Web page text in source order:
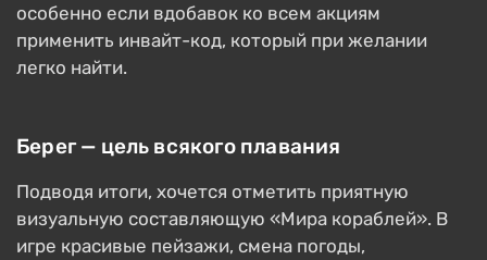
особенно если вдобавок ко всем акциям
применить инвайт-код, который при желании
легко найти.
Берег — цель всякого плавания
Подводя итоги, хочется отметить приятную
визуальную составляющую «Мира кораблей». В
игре красивые пейзажи, смена погоды,